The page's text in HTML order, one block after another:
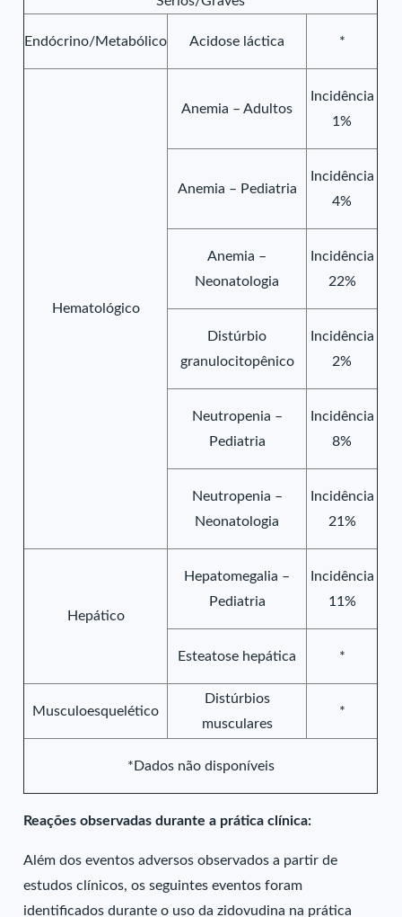
Endócrino/Metabólico Acidose láctica *
Hematológico
Anemia – Adultos
Incidência
1%
Anemia – Pediatria
Incidência
4%
Anemia –
Neonatologia
Incidência
22%
Distúrbio
granulocitopênico
Incidência
2%
Neutropenia –
Pediatria
Incidência
8%
Neutropenia –
Neonatologia
Incidência
21%
Hepático
Hepatomegalia –
Pediatria
Incidência
11%
Esteatose hepática *
Musculoesquelético
Distúrbios
musculares
*
*Dados não disponíveis
Reações observadas durante a prática clínica:
Além dos eventos adversos observados a partir de
estudos clínicos, os seguintes eventos foram
identificados durante o uso da zidovudina na prática